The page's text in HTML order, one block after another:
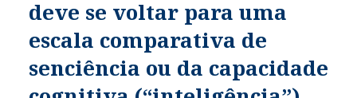
deve se voltar para uma
escala comparativa de
senciência ou da capacidade